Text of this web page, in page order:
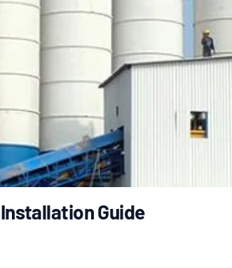
Guide
GUIDE